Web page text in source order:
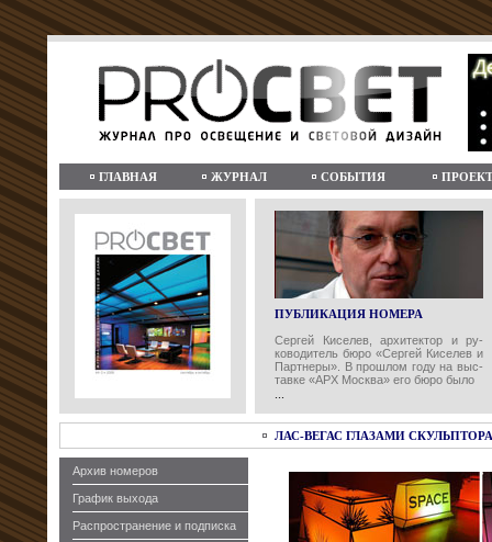
ГЛАВНАЯ ЖУРНАЛ СОБЫТИЯ
ПУБЛИКАЦИЯ НОМЕРА
Сергей Киселев, архитектор и ру-
ководитель бюро «Сергей Киселев и
Партнеры». В прошлом году на выс-
тавке «АРХ Москва» его бюро было
...
ЛАС-ВЕГАС ГЛАЗАМИ СКУЛЬПТОРА
Архив номеров
График выхода
Распространение и подписка